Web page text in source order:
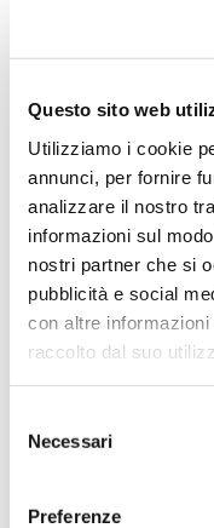
Questo sito web
Utilizziamo i cookie
annunci, per fornire
analizzare il nostro
informazioni sul
nostri partner che si
pubblicità e social
con altre
raccolto dal suo
delNecessari
Preferenze